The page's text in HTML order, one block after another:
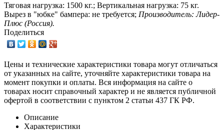
Тяговая нагрузка: 1500 кг.; Вертикальная нагрузка: 75 кг.
Вырез в "юбке" бампера: не требуется; Производитель: Лидер-
Плюс (Россия).
Поделиться
Цены и технические характеристики товара могут отличаться
от указанных на сайте, уточняйте характеристики товара на
момент покупки и оплаты. Вся информация на сайте о
товарах носит справочный характер и не является публичной
офертой в соответствии с пунктом 2 статьи 437 ГК РФ.
Описание
Характеристики